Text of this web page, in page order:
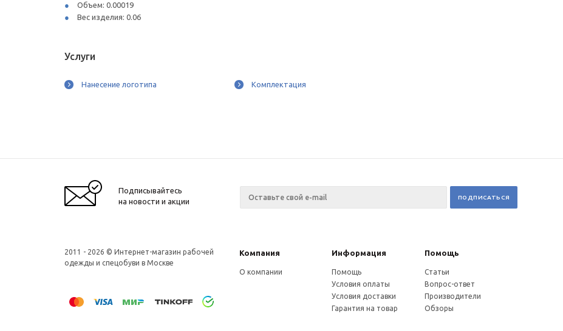
Объем: 0.00019
Вес изделия: 0.06
Услуги
Нанесение логотипа Комплектация
Подписывайтесь
на новости и акции
2011 - 2026 © Интернет-магазин рабочей
одежды и спецобуви в Москве
Компания Информация Помощь
О компании
Помощь
Условия оплаты
Условия доставки
Гарантия на товар
Статьи
Вопрос-ответ
Производители
Обзоры